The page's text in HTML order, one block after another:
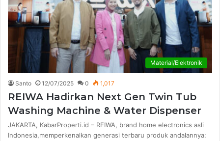
Material/Elektronik
Santo 12/07/2025 0 1,017
REIWA Hadirkan Next Gen Twin Tub
Washing Machine & Water Dispenser
JAKARTA, KabarProperti.id – REIWA, brand home electronics asli
Indonesia,memperkenalkan generasi terbaru produk andalannya: